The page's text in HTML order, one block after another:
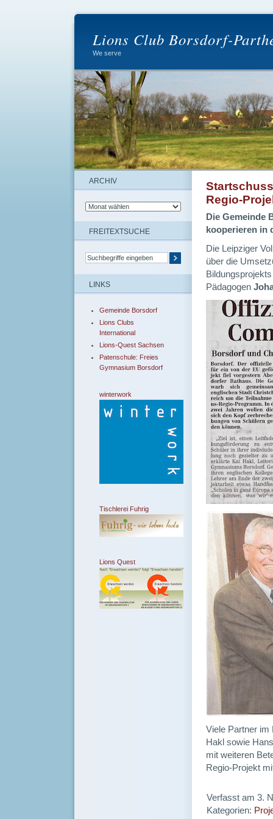
Lions Club Borsdorf-
We serve
ARCHIV
FREITEXTSUCHE
LINKS
Gemeinde Borsdorf
Lions Clubs
International
Lions-Quest Sachsen
Patenschule: Freies
Gymnasium Borsdorf
winterwork
Tischlerei Fuhrig
Lions Quest
Regio-
Die Gemeinde
kooperieren in
Die Leipziger
über die
Pädagogen
Viele Partner im
Hakl sowie
mit weiteren
Regio-Projekt
Verfasst am 3.
Kategorien: